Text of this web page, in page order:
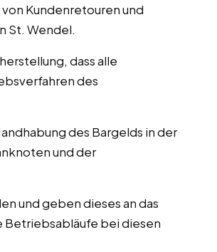
Kundenretouren und
St. Wendel.
dass alle
des
des Bargelds in der
und der
und geben dieses an das
Betriebsabläufe bei diesen